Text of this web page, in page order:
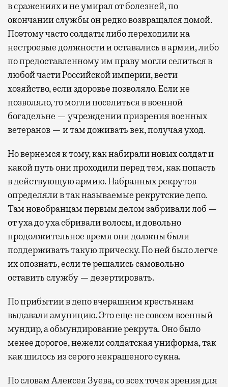
в сражениях и не умирал от болезней, по
окончании службы он редко возвращался домой.
Поэтому часто солдаты либо переходили на
нестроевые должности и оставались в армии, либо
по предоставленному им праву могли селиться в
любой части Российской империи, вести
хозяйство, если здоровье позволяло. Если не
позволяло, то могли поселиться в военной
богадельне — учреждении призрения военных
ветеранов — и там доживать век, получая уход.
Но вернемся к тому, как набирали новых солдат и
какой путь они проходили перед тем, как попасть
в действующую армию. Набранных рекрутов
определяли в так называемые рекрутские депо.
Там новобранцам первым делом забривали лоб —
от уха до уха сбривали волосы, и довольно
продолжительное время они должны были
поддерживать такую прическу. По ней было легче
их опознать, если те решались самовольно
оставить службу — дезертировать.
По прибытии в депо вчерашним крестьянам
выдавали амуницию. Это еще не совсем военный
мундир, а обмундирование рекрута. Оно было
менее дорогое, нежели солдатская униформа, так
как шилось из серого некрашеного сукна.
По словам Алексея Зуева, со всех точек зрения для